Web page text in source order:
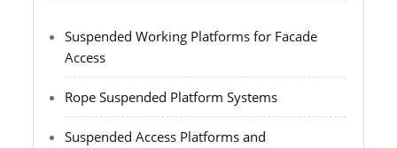
Suspended Working Platforms for Facade
Access
Rope Suspended Platform Systems
Suspended Access Platforms and